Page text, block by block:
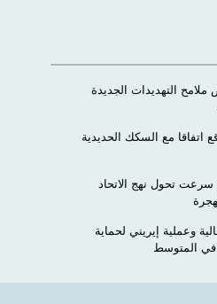
التهديدات الجديدة
اتفاقا مع السكك الحديدية
سرعت تحول نهج الاتحاد
وعملية إيريني لحماية
في المتوسط